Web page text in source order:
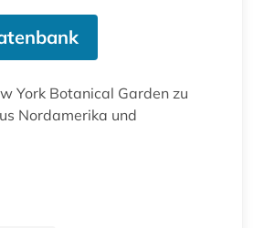
York Botanical Garden zu
Nordamerika und